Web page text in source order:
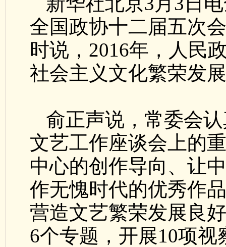
全国政协十二届五次
时说，2016年，人民
社会主义文化繁荣发
俞正声说，常委会
文艺工作座谈会上的
中心的创作导向、让
作无愧时代的优秀作
营造文艺繁荣发展良
6个专题，开展10项